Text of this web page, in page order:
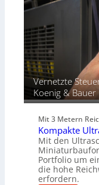
d
i
P
r
o
d
u
k
Vernetzte
Koenig & Bauer
Mit 3 Metern
Kompakte
Mit den
Portfolio um
die hohe
erfordern.